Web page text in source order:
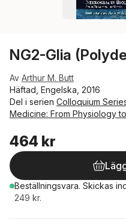
NG2-Glia
Av Arthur M. Butt
Häftad, Engelska, 2016
Del i serien Colloquium
Medicine: From Physiology
464 kr
Beställningsvara. Skickas
249 kr.